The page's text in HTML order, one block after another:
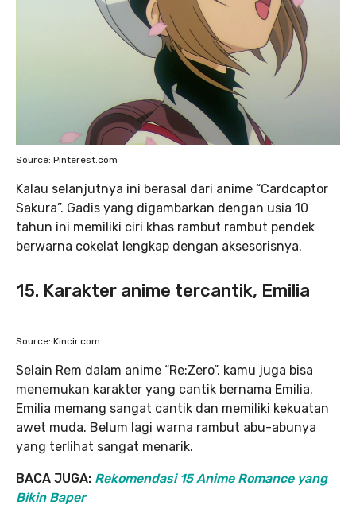
Source: Pinterest.com
Kalau selanjutnya ini berasal dari anime “Cardcaptor
Sakura”. Gadis yang digambarkan dengan usia 10
tahun ini memiliki ciri khas rambut rambut pendek
berwarna cokelat lengkap dengan aksesorisnya.
15. Karakter anime tercantik, Emilia
Source: Kincir.com
Selain Rem dalam anime “Re:Zero”, kamu juga bisa
menemukan karakter yang cantik bernama Emilia.
Emilia memang sangat cantik dan memiliki kekuatan
awet muda. Belum lagi warna rambut abu-abunya
yang terlihat sangat menarik.
BACA JUGA: Rekomendasi 15 Anime Romance yang
Bikin Baper